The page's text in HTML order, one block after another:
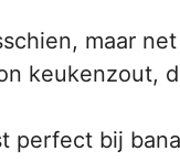
maar
keukenzout,
perfect bij